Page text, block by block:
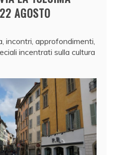
AGOSTO
incontri, approfondimenti,
incentrati sulla cultura